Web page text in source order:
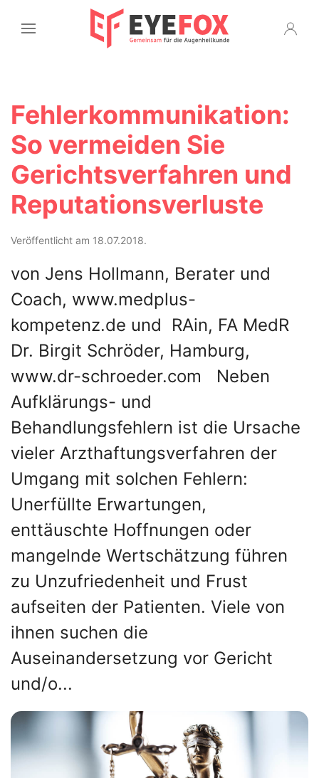
Fehlerkommunikation:
So vermeiden Sie
Gerichtsverfahren und
Reputationsverluste
Veröffentlicht am 18.07.2018.
von Jens Hollmann, Berater und
Coach, www.medplus-
kompetenz.de und RAin, FA MedR
Dr. Birgit Schröder, Hamburg,
www.dr-schroeder.com Neben
Aufklärungs- und
Behandlungsfehlern ist die Ursache
vieler Arzthaftungsverfahren der
Umgang mit solchen Fehlern:
Unerfüllte Erwartungen,
enttäuschte Hoffnungen oder
mangelnde Wertschätzung führen
zu Unzufriedenheit und Frust
aufseiten der Patienten. Viele von
ihnen suchen die
Auseinandersetzung vor Gericht
und/o...